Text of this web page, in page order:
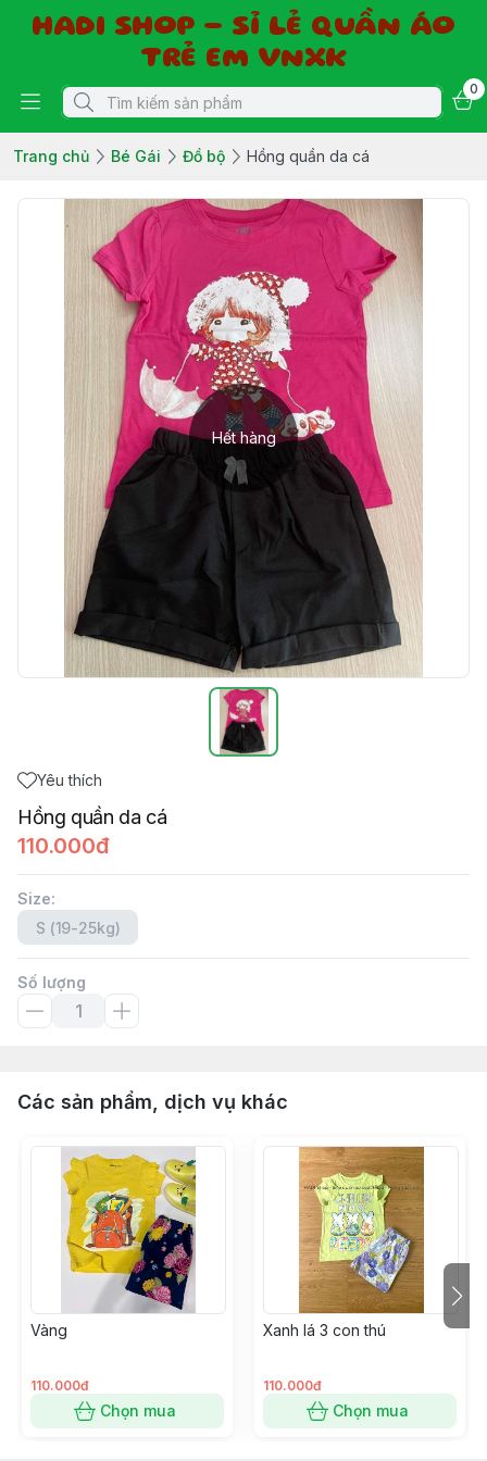
HADI SHOP - SỈ LẺ QUẦN ÁO
TRẺ EM VNXK
0
Trang chủ Bé Gái Đồ bộ Hồng quần da cá
Hết hàng
Yêu thích
Hồng quần da cá
110.000đ
Size:
S (19-25kg)
Số lượng
Các sản phẩm, dịch vụ khác
Vàng
110.000đ
Chọn mua
Xanh lá 3 con thú
110.000đ
Chọn mua